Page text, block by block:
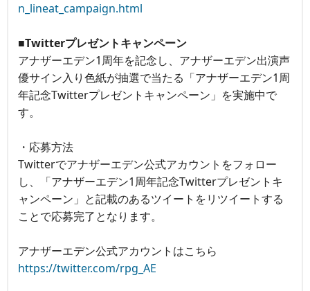
n_lineat_campaign.html
■Twitterプレゼントキャンペーン
アナザーエデン1周年を記念し、アナザーエデン出演声
優サイン入り色紙が抽選で当たる「アナザーエデン1周
年記念Twitterプレゼントキャンペーン」を実施中で
す。
・応募方法
Twitterでアナザーエデン公式アカウントをフォロー
し、「アナザーエデン1周年記念Twitterプレゼントキ
ャンペーン」と記載のあるツイートをリツイートする
ことで応募完了となります。
アナザーエデン公式アカウントはこちら
https://twitter.com/rpg_AE